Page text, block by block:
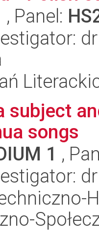
, Panel:
subject
songs
1 ,